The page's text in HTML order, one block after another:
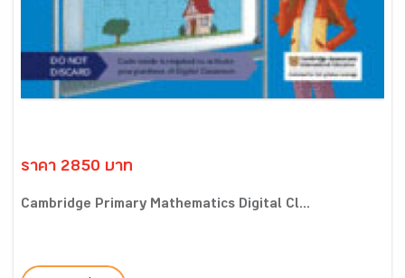
ราคา 2850 บาท
Cambridge Primary Mathematics Digital Cl...